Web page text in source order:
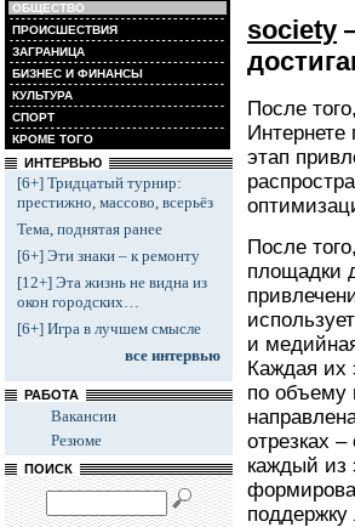
ОБЩЕСТВО
ПРОИСШЕСТВИЯ
ЗАГРАНИЦА
БИЗНЕС И ФИНАНСЫ
КУЛЬТУРА
СПОРТ
КРОМЕ ТОГО
ИНТЕРВЬЮ
[6+] Тридцатый турнир:
престижно, массово, всерьёз
Тема, поднятая ранее
[6+] Эти знаки – к ремонту
[12+] Эта жизнь не видна из
окон городских…
[6+] Игра в лучшем смысле
все интервью
РАБОТА
Вакансии
Резюме
ПОИСК
society
После
этап
После
площадки
и
Каждая их
по объему
отрезках
каждый из